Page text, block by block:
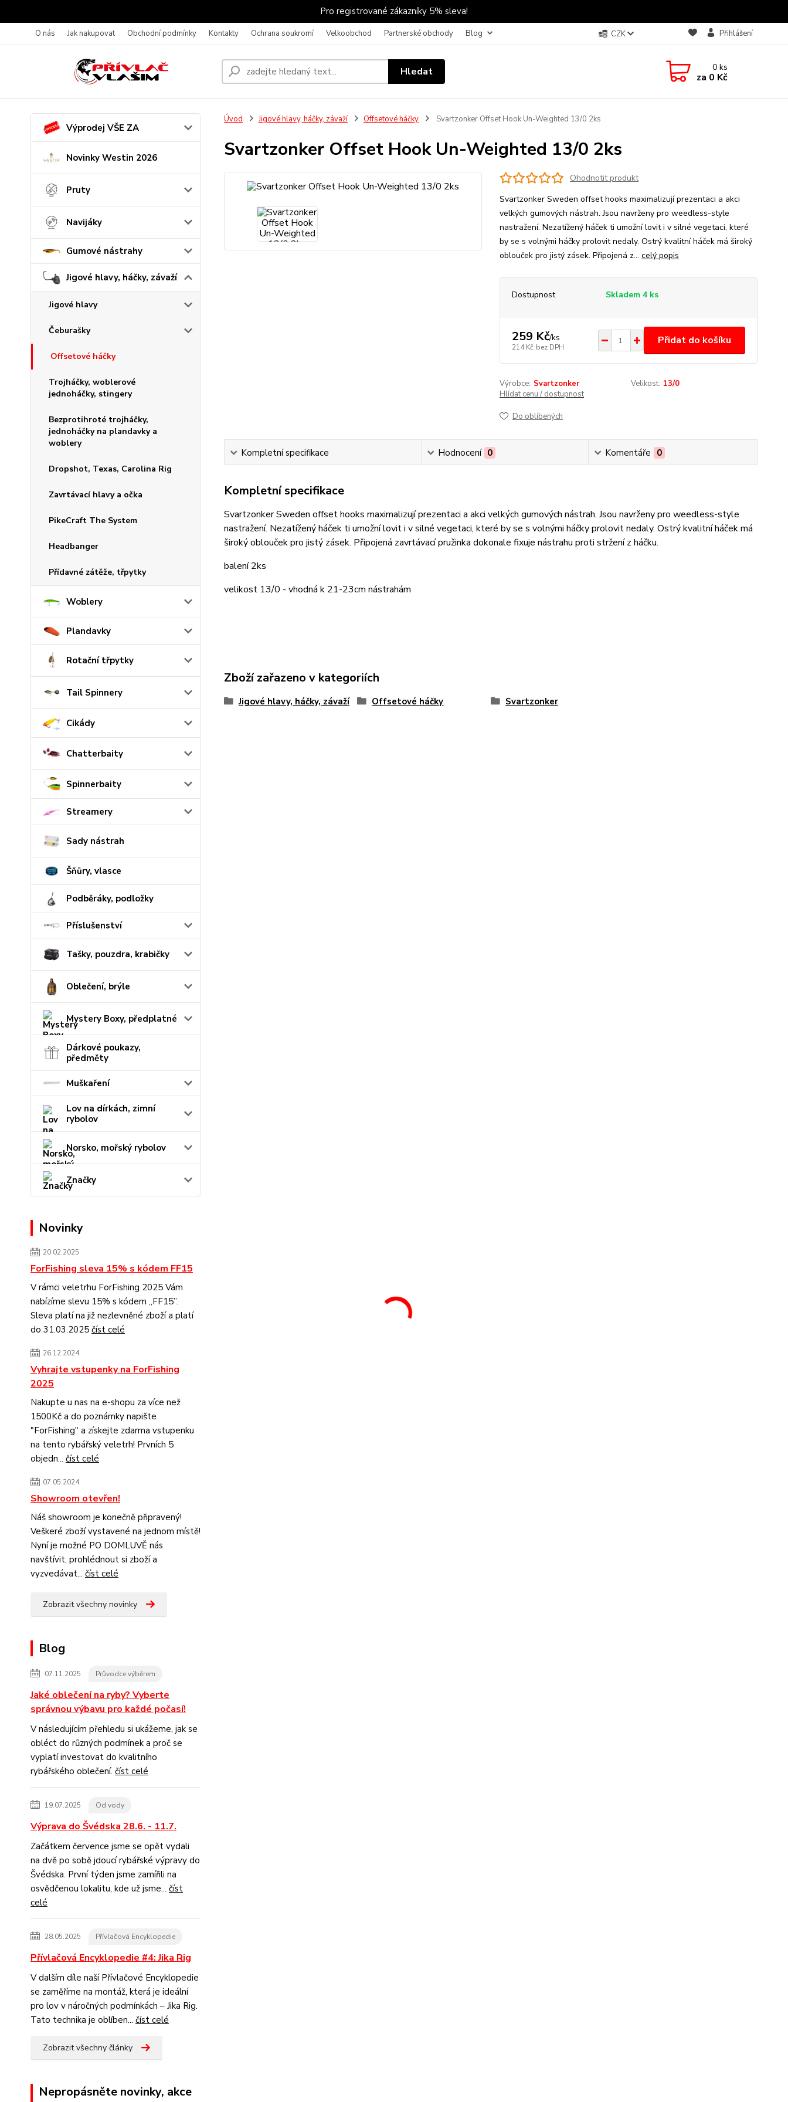
Pro registrované zákazníky 5% sleva!
O nás Jak nakupovat Obchodní podmínky Kontakty Ochrana soukromí Velkoobchod Partnerské obchody Blog CZK Přihlášení
Hledat 0ks
za 0 Kč
Výprodej VŠE ZA
Novinky Westin 2026
Pruty
Navijáky
Gumové nástrahy
Jigové hlavy, háčky, závaží
Jigové hlavy
Čeburašky
Offsetové háčky
Trojháčky, woblerové
jednoháčky, stingery
Bezprotihroté trojháčky,
jednoháčky na plandavky a
woblery
Dropshot, Texas, Carolina Rig
Zavrtávací hlavy a očka
PikeCraft The System
Headbanger
Přídavné zátěže, třpytky
Woblery
Plandavky
Rotační třpytky
Tail Spinnery
Cikády
Chatterbaity
Spinnerbaity
Streamery
Sady nástrah
Šňůry, vlasce
Podběráky, podložky
Příslušenství
Tašky, pouzdra, krabičky
Oblečení, brýle
Mystery Boxy, předplatné
Dárkové poukazy,
předměty
Muškaření
Lov na dírkách, zimní
rybolov
Norsko, mořský rybolov
Značky
Novinky
20.02.2025
ForFishing sleva 15% s kódem FF15
V rámci veletrhu ForFishing 2025 Vám
nabízíme slevu 15% s kódem „FF15”.
Sleva platí na již nezlevněné zboží a platí
do 31.03.2025 číst celé
26.12.2024
Vyhrajte vstupenky na ForFishing
2025
Nakupte u nas na e-shopu za více než
1500Kč a do poznámky napište
"ForFishing" a získejte zdarma vstupenku
na tento rybářský veletrh! Prvních 5
objedn... číst celé
07.05.2024
Showroom otevřen!
Náš showroom je konečně připravený!
Veškeré zboží vystavené na jednom místě!
Nyní je možné PO DOMLUVĚ nás
navštívit, prohlédnout si zboží a
vyzvedávat... číst celé
Zobrazit všechny novinky
Blog
07.11.2025 Průvodce výběrem
Jaké oblečení na ryby? Vyberte
správnou výbavu pro každé počasí!
V následujícím přehledu si ukážeme, jak se
obléct do různých podmínek a proč se
vyplatí investovat do kvalitního
rybářského oblečení. číst celé
19.07.2025 Od vody
Výprava do Švédska 28.6. - 11.7.
Začátkem července jsme se opět vydali
na dvě po sobě jdoucí rybářské výpravy do
Švédska. První týden jsme zamířili na
osvědčenou lokalitu, kde už jsme... číst
celé
28.05.2025 Přívlačová Encyklopedie
Přívlačová Encyklopedie #4: Jika Rig
V dalším díle naší Přívlačové Encyklopedie
se zaměříme na montáž, která je ideální
pro lov v náročných podmínkách – Jika Rig.
Tato technika je oblíben... číst celé
Zobrazit všechny články
Nepropásněte novinky, akce
Úvod Jigové hlavy, háčky, závaží Offsetové háčky Svartzonker Offset Hook Un-Weighted 13/0 2ks
Svartzonker Offset Hook Un-Weighted 13/0 2ks
Ohodnotit produkt
Svartzonker Sweden offset hooks maximalizují prezentaci a akci
velkých gumových nástrah. Jsou navrženy pro weedless-style
nastražení. Nezatížený háček ti umožní lovit i v silné vegetaci, které
by se s volnými háčky prolovit nedaly. Ostrý kvalitní háček má široký
oblouček pro jistý zásek. Připojená z... celý popis
Dostupnost Skladem 4 ks
259 Kč/ks
214 Kč bez DPH
Přidat do košíku
Výrobce: Svartzonker Velikost: 13/0
Hlídat cenu / dostupnost
Do oblíbených
Kompletní specifikace Hodnocení 0 Komentáře 0
Kompletní specifikace
Svartzonker Sweden offset hooks maximalizují prezentaci a akci velkých gumových nástrah. Jsou navrženy pro weedless-style
nastražení. Nezatížený háček ti umožní lovit i v silné vegetaci, které by se s volnými háčky prolovit nedaly. Ostrý kvalitní háček má
široký oblouček pro jistý zásek. Připojená zavrtávací pružinka dokonale fixuje nástrahu proti stržení z háčku.
balení 2ks
velikost 13/0 - vhodná k 21-23cm nástrahám
Zboží zařazeno v kategoriích
Jigové hlavy, háčky, závaží Offsetové háčky Svartzonker